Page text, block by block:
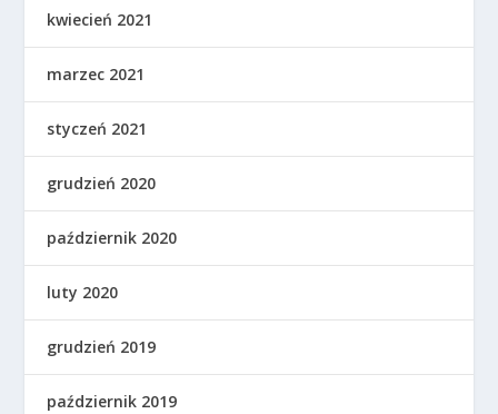
kwiecień 2021
marzec 2021
styczeń 2021
grudzień 2020
październik 2020
luty 2020
grudzień 2019
październik 2019